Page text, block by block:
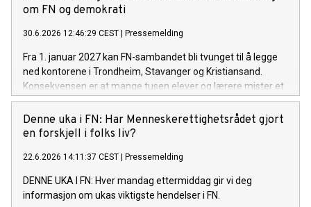
om FN og demokrati
30.6.2026 12:46:29 CEST Pressemelding
Fra 1. januar 2027 kan FN-sambandet bli tvunget til å legge
ned kontorene i Trondheim, Stavanger og Kristiansand.
Konsekvensen er at mange tusen elever og lærere mister et
undervisningstilbud om FN, demokrati, menneskerettigheter
og bærekraft som i dag brukes av skoler over hele landet.
Bakgrunnen er en nær halvering av organisasjonens statlige
Denne uka i FN: Har Menneskerettighetsrådet gjort
en forskjell i folks liv?
22.6.2026 14:11:37 CEST Pressemelding
DENNE UKA I FN: Hver mandag ettermiddag gir vi deg
informasjon om ukas viktigste hendelser i FN.